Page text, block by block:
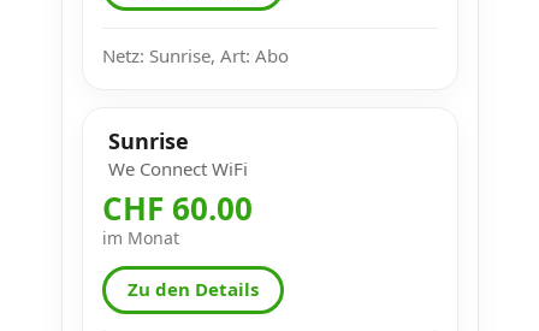
Netz: Sunrise, Art: Abo
Sunrise
We Connect WiFi
CHF 60.00
im Monat
Zu den Details